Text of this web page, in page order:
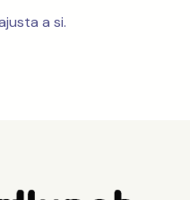
a si.